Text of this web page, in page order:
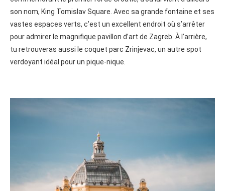
son nom, King Tomislav Square. Avec sa grande fontaine et ses
vastes espaces verts, c’est un excellent endroit où s’arrêter
pour admirer le magnifique pavillon d’art de Zagreb. À l’arrière,
tu retrouveras aussi le coquet parc Zrinjevac, un autre spot
verdoyant idéal pour un pique-nique.